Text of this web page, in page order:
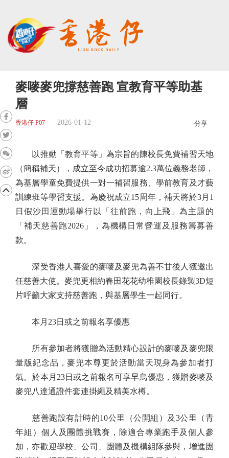
麥嘜麥兜撐慈善跑 宣教育平等助基
層
香港仔 P07 2026-01-12 分享
以推動「教育平等」為宗旨的陳校長免費補習天地
（簡稱補天），成立至今成功招募逾2.3萬位義務老師，
為基層學童免費提供一對一補習服務、學前教育及才藝
訓練班等學習支援。為慶祝成立15周年，補天將於3月1
日假沙田運動場舉行以「往前跑，向上飛」為主題的
「補天慈善跑2026」，為機構日常營運及服務籌募善
款。
深受香港人喜愛的麥嘜及麥兜為善不甘後人獲邀出
任慈善大使。麥兜更相約春田花花幼稚園校長錄製3D短
片呼籲大家支持慈善跑，與基層學生一起同行。
本月23日或之前報名享優惠
所有參加者將獲贈為活動精心設計的麥嘜及麥兜限
量版紀念品，麥兜本尊更於活動當天現身為參加者打
氣。於本月23日或之前報名可享早鳥優惠，獲贈麥嘜及
麥兜八達通證件套連掛繩及精美水樽。
慈善跑設有計時的10公里（公開組）及3公里（青
年組）個人及團體挑戰賽，除適合專業跑手及個人參
加，亦歡迎學校、公司、團體及機構組隊參與，增進團